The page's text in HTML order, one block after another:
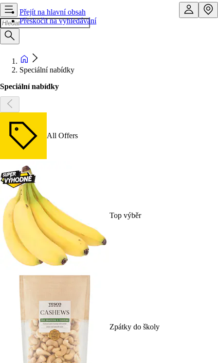
Přejít na hlavní obsah
Přeskočit na vyhledávání
Speciální nabídky
Speciální nabídky
All Offers
Top výběr
Zpátky do školy